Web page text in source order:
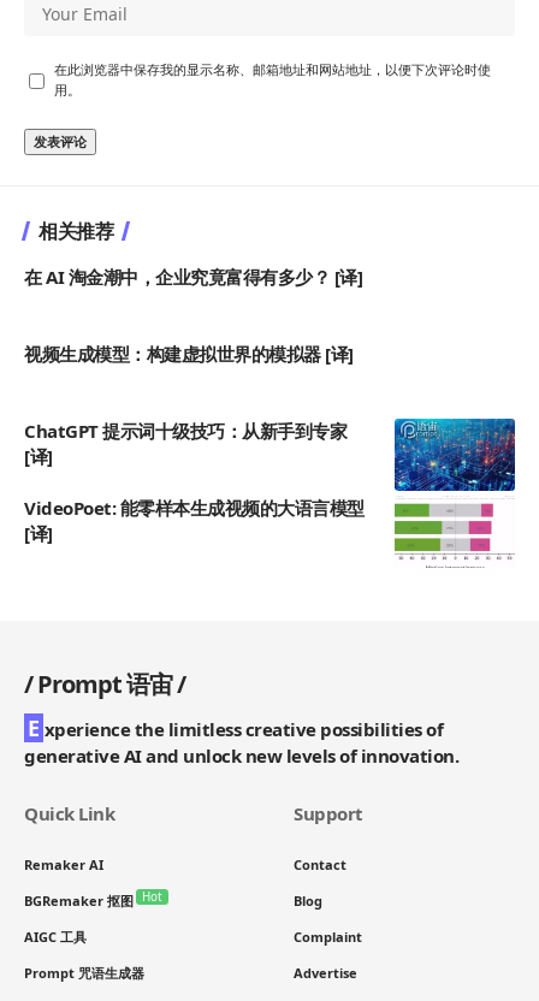
在此浏览器中保存我的显示名称、邮箱地址和网站地址，以便下次评论时使
用。
相关推荐
在 AI 淘金潮中，企业究竟富得有多少？ [译]
视频生成模型：构建虚拟世界的模拟器 [译]
ChatGPT 提示词十级技巧：从新手到专家
[译]
VideoPoet: 能零样本生成视频的大语言模型
[译]
/Prompt 语宙/
E xperience the limitless creative possibilities of
generative AI and unlock new levels of innovation.
Quick Link
Remaker AI
BGRemaker 抠图 Hot
AIGC 工具
Prompt 咒语生成器
Support
Contact
Blog
Complaint
Advertise